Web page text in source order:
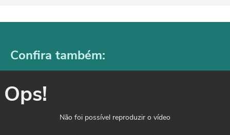
Confira também:
Ops!
Não foi possível reproduzir o vídeo